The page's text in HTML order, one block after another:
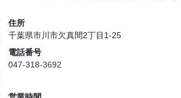
住所
千葉県市川市欠真間2丁目1-25
電話番号
047-318-3692